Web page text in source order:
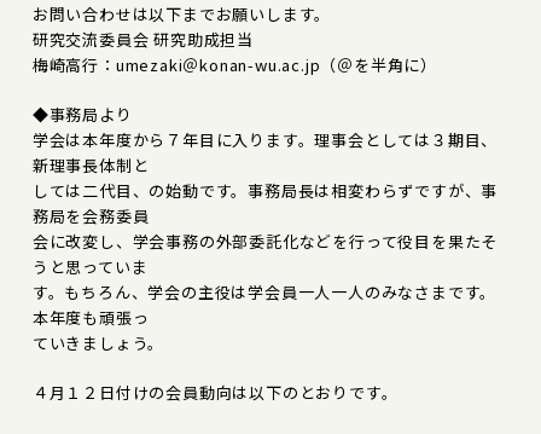
お問い合わせは以下までお願いします。
研究交流委員会 研究助成担当
梅崎高行：umezaki＠konan-wu.ac.jp（＠を半角に）
◆事務局より
学会は本年度から７年目に入ります。理事会としては３期目、
新理事長体制と
しては二代目、の始動です。事務局長は相変わらずですが、事
務局を会務委員
会に改変し、学会事務の外部委託化などを行って役目を果たそ
うと思っていま
す。もちろん、学会の主役は学会員一人一人のみなさまです。
本年度も頑張っ
ていきましょう。
４月１２日付けの会員動向は以下のとおりです。